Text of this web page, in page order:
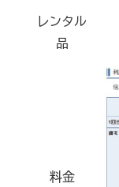
レンタル
品
料金